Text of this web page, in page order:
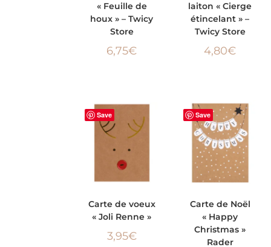
PANIER
« Feuille de
houx » – Twicy
Store
6,75€
PANIER
laiton « Cierge
étincelant » –
Twicy Store
4,80€
Save
PANIER
Carte de voeux
« Joli Renne »
3,95€
Save
PANIER
Carte de Noël
« Happy
Christmas »
Rader